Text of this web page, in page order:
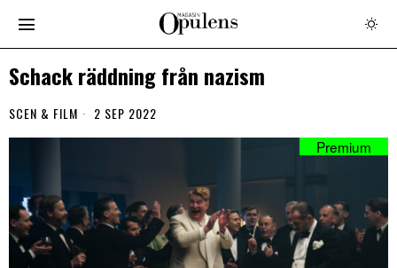
Schack räddning från nazism
SCEN & FILM 2 SEP 2022